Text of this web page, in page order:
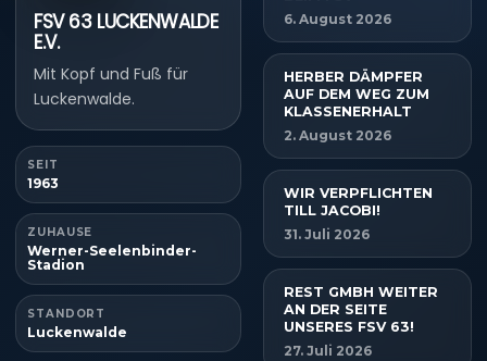
FSV 63 LUCKENWALDE
E.V.
Mit Kopf und Fuß für
Luckenwalde.
SEIT
1963
ZUHAUSE
Werner-Seelenbinder-
Stadion
STANDORT
Luckenwalde
6. August 2026
HERBER DÄMPFER
AUF DEM WEG ZUM
KLASSENERHALT
2. August 2026
WIR VERPFLICHTEN
TILL JACOBI!
31. Juli 2026
REST GMBH WEITER
AN DER SEITE
UNSERES FSV 63!
27. Juli 2026